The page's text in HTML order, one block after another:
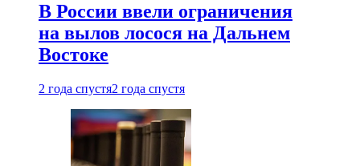
В России ввели ограничения
на вылов лосося на Дальнем
Востоке
2 года спустя2 года спустя